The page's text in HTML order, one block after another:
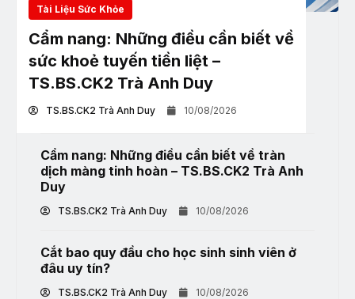
Tài Liệu Sức Khỏe
Cẩm nang: Những điều cần biết về
sức khoẻ tuyến tiền liệt –
TS.BS.CK2 Trà Anh Duy
TS.BS.CK2 Trà Anh Duy 10/08/2026
Cẩm nang: Những điều cần biết về tràn
dịch màng tinh hoàn – TS.BS.CK2 Trà Anh
Duy
TS.BS.CK2 Trà Anh Duy 10/08/2026
Cắt bao quy đầu cho học sinh sinh viên ở
đâu uy tín?
TS.BS.CK2 Trà Anh Duy 10/08/2026